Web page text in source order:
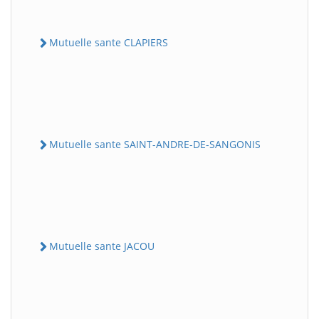
Mutuelle sante CLAPIERS
Mutuelle sante SAINT-ANDRE-DE-SANGONIS
Mutuelle sante JACOU